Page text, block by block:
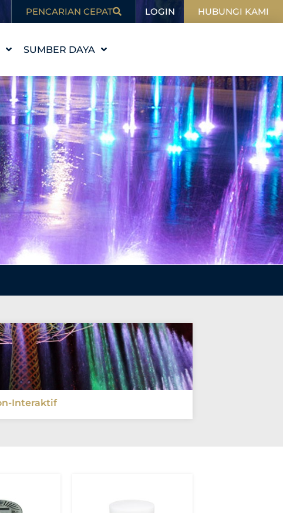
PENCARIAN CEPAT LOGIN HUBUNGI KAMI
KAMI
SUMBER DAYA
PENDIDIKAN
BLOG
DALAM BERITA
Interaktif